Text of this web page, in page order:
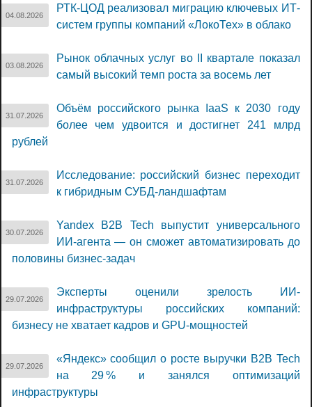
04.08.2026
РТК-ЦОД реализовал миграцию ключевых ИТ-
систем группы компаний «ЛокоТех» в облако
03.08.2026
Рынок облачных услуг во II квартале показал
самый высокий темп роста за восемь лет
31.07.2026
Объём российского рынка IaaS к 2030 году
более чем удвоится и достигнет 241 млрд
рублей
31.07.2026
Исследование: российский бизнес переходит
к гибридным СУБД-ландшафтам
30.07.2026
Yandex B2B Tech выпустит универсального
ИИ-агента — он сможет автоматизировать до
половины бизнес-задач
29.07.2026
Эксперты оценили зрелость ИИ-
инфраструктуры российских компаний:
бизнесу не хватает кадров и GPU-мощностей
29.07.2026
«Яндекс» сообщил о росте выручки B2B Tech
на 29 % и занялся оптимизаций
инфраструктуры